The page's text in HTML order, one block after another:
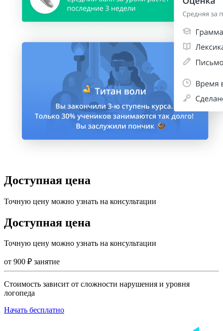
Доступная цена
Точную цену можно узнать на консультации
Доступная цена
Точную цену можно узнать на консультации
от 900 ₽ занятие
Стоимость зависит от сложности нарушения и уровня
логопеда
Начать бесплатно